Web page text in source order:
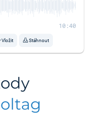
10:40
Vložit Stáhnout